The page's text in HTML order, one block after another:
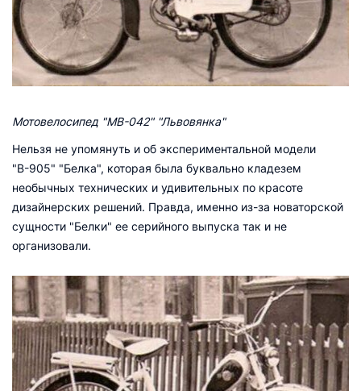
Мотовелосипед "МВ-042" "Львовянка"
Нельзя не упомянуть и об экспериментальной модели
"В-905" "Белка", которая была буквально кладезем
необычных технических и удивительных по красоте
дизайнерских решений. Правда, именно из-за новаторской
сущности "Белки" ее серийного выпуска так и не
организовали.